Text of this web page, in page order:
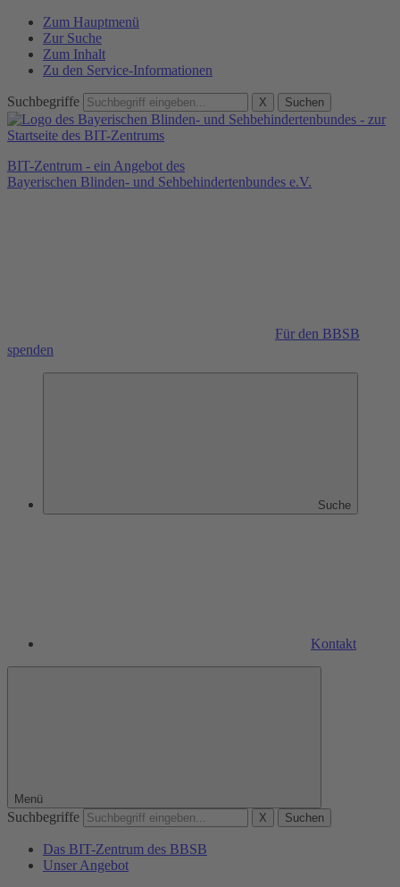
Zum Hauptmenü
Zur Suche
Zum Inhalt
Zu den Service-Informationen
Suchbegriffe X Suchen
BIT-Zentrum - ein Angebot des
Bayerischen Blinden- und Sehbehindertenbundes e.V.
Für den BBSB
spenden
Suche
Kontakt
Menü
Suchbegriffe X Suchen
Das BIT-Zentrum des BBSB
Unser Angebot